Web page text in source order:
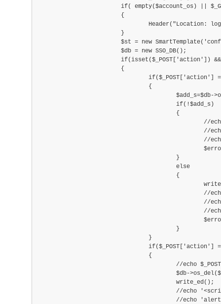
if( empty($account_os) ||
			{
Header("Location: login.php"); //没有增
			}
$st = new
			$db = new SSO_DB();
if(isset($_POST['action']) &&
			{
if($_POST['action'] ==
				{
$add_s=$db-
					if(!$add_s)
					{
//echo '<script
//echo
//echo '</
$error =
					}
					else
					{
//echo '<script
//echo
//echo '</
$error =
					}
				}
if($_POST['action'] ==
				{
//echo
$db-
					write_ed();
//echo '<script
//echo